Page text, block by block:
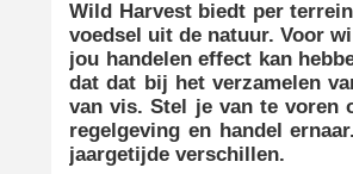
Wild Harvest biedt per
voedsel uit de natuur. Voor
jou handelen effect kan
dat dat bij het verzamelen
van vis. Stel je van te voren
regelgeving en handel
jaargetijde verschillen.